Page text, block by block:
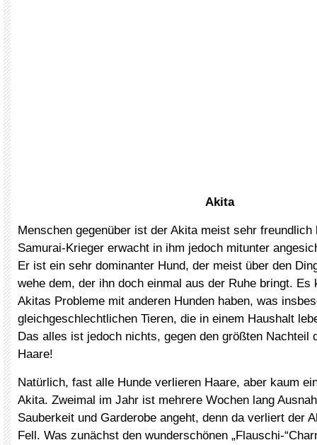
Akita
Menschen gegenüber ist der Akita meist sehr
Samurai-Krieger erwacht in ihm jedoch mitunter
Er ist ein sehr dominanter Hund, der meist über den
wehe dem, der ihn doch einmal aus der Ruhe bringt. Es
Akitas Probleme mit anderen Hunden haben, was
gleichgeschlechtlichen Tieren, die in einem Haushalt
Das alles ist jedoch nichts, gegen den größten Nachteil
Haare!
Natürlich, fast alle Hunde verlieren Haare, aber kaum
Akita. Zweimal im Jahr ist mehrere Wochen lang
Sauberkeit und Garderobe angeht, denn da verliert der
Fell. Was zunächst den wunderschönen „Flauschi-